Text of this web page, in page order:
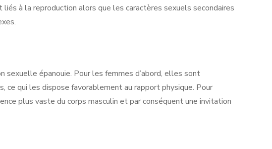
à la reproduction alors que les caractères sexuels secondaires
sexuelle épanouie. Pour les femmes d’abord, elles sont
ce qui les dispose favorablement au rapport physique. Pour
plus vaste du corps masculin et par conséquent une invitation